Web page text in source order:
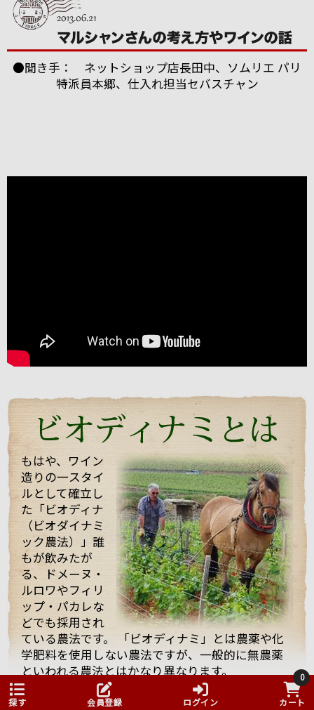
ワイン醸造に対する自身のフィロソフィ（哲学）を強
く持った志の高い醸造家でした。
今回は、他のお客様もいらっしゃりとても忙しい中私
くれました。 途中で「もう大丈夫ですよ・・・」と言
っても、「これを飲んでくれ」と、どんどんいろいろ
なワインを持ってきてくれてワインや畑や自分の考え
などたくさん話していただきました！
そんな訪問の様子を一部まとめしたのでご覧くださ
い。 また動画も撮影したものをほんの少しまとめまし
たのでご一緒にどうぞ。 少しでもマルシャンの熱い思
いが伝わればいいなと思っています。
まず、着いて初めにマルシャンのヴィラージュクラス
の傑作ともいうべき、ワンランク上のブルゴーニュ・
ルージュ、「キュヴェ・アヴァロン」。
「キュヴェ・アヴァ
ロン」は、樹齢30年
●聞き手： ネットショップ店長田中、ソムリエ パリ
特派員本郷、仕入れ担当セバスチャン
もはや、ワイン
造りの一スタイ
ルとして確立し
た「ビオディナ
（ビオダイナミ
ック農法）」誰
もが飲みたが
る、ドメーヌ・
ルロワやフィリ
ップ・パカレな
どでも採用され
ている農法です。 「ビオディナミ」とは農薬や化
学肥料を使用しない農法ですが、一般的に無農薬
といわれる農法とはかなり異なります。
そこでは、ビオディナミカレンダーと呼ばれるも
のにしたがい、畑を管理しています。 それは、天
探す 会員登録 ログイン
0
カート